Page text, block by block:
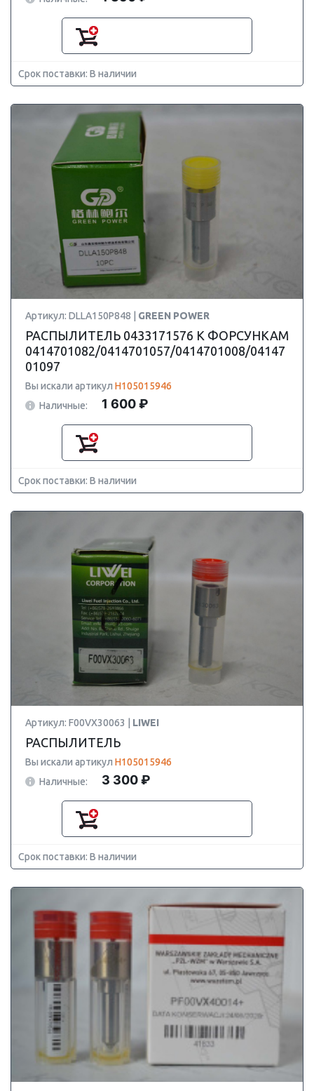
Срок поставки: В наличии
Артикул: DLLA150P848 | GREEN POWER
РАСПЫЛИТЕЛЬ 0433171576 К ФОРСУНКАМ
0414701082/0414701057/0414701008/04147
01097
Вы искали артикул H105015946
Наличные:
1 600 ₽
Срок поставки: В наличии
Артикул: F00VX30063 | LIWEI
РАСПЫЛИТЕЛЬ
Вы искали артикул H105015946
Наличные:
3 300 ₽
Срок поставки: В наличии